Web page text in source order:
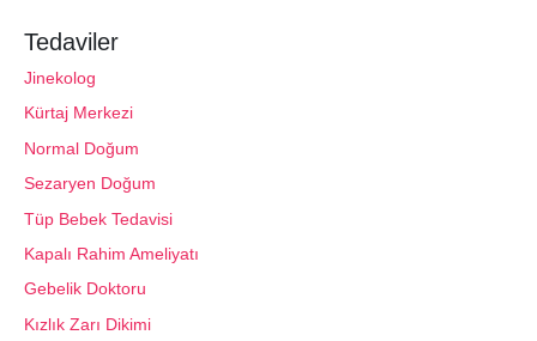
Tedaviler
Jinekolog
Kürtaj Merkezi
Normal Doğum
Sezaryen Doğum
Tüp Bebek Tedavisi
Kapalı Rahim Ameliyatı
Gebelik Doktoru
Kızlık Zarı Dikimi